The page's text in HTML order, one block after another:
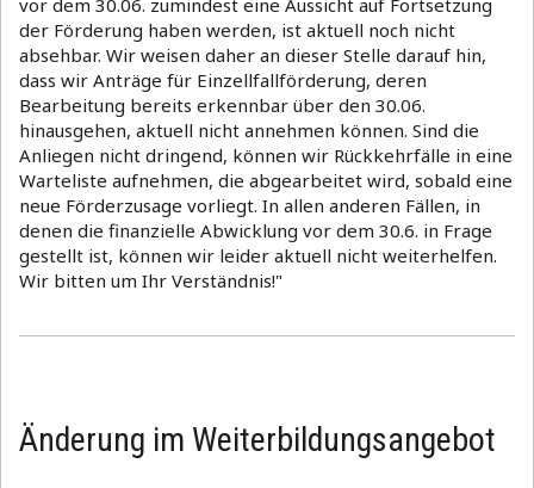
vor dem 30.06. zumindest eine Aussicht auf Fortsetzung
der Förderung haben werden, ist aktuell noch nicht
absehbar. Wir weisen daher an dieser Stelle darauf hin,
dass wir Anträge für Einzellfallförderung, deren
Bearbeitung bereits erkennbar über den 30.06.
hinausgehen, aktuell nicht annehmen können. Sind die
Anliegen nicht dringend, können wir Rückkehrfälle in eine
Warteliste aufnehmen, die abgearbeitet wird, sobald eine
neue Förderzusage vorliegt. In allen anderen Fällen, in
denen die finanzielle Abwicklung vor dem 30.6. in Frage
gestellt ist, können wir leider aktuell nicht weiterhelfen.
Wir bitten um Ihr Verständnis!"
Änderung im Weiterbildungsangebot